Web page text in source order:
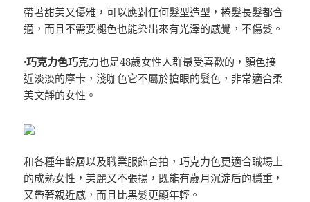
帶著甜美又優雅，可以應對任何髮型造型，捲髮長髮都合
適，而且不需要褪色也能染出來有光澤的感覺，不傷髮。
·巧克力色巧克力也是48歲女性人群最受喜歡的，顏色接
近淡淡的摩卡，淺咖色它不屬於搶眼的髮色，非常適合柔
美文靜的女性。
和各種年齡層以及職業服飾合拍，巧克力色更適合職場上
的成熟女性，美麗又不張揚，既能有歲月沉淀后的穩重，
又帶著親近感，而且比黑髮更顯年輕。